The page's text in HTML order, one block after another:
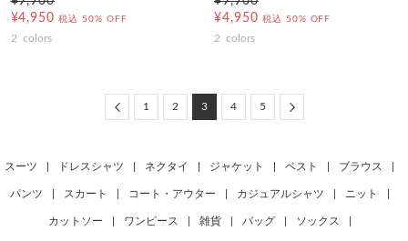
¥4,950 税込 50% OFF
2 colors
¥4,950 税込 50% OFF
2 colors
Previous
1 2 3 4 5 Next
スーツ ドレスシャツ ネクタイ ジャケット ベスト ブラウス
パンツ スカート コート・アウター カジュアルシャツ ニット
カットソー ワンピース 雑貨 バッグ ソックス